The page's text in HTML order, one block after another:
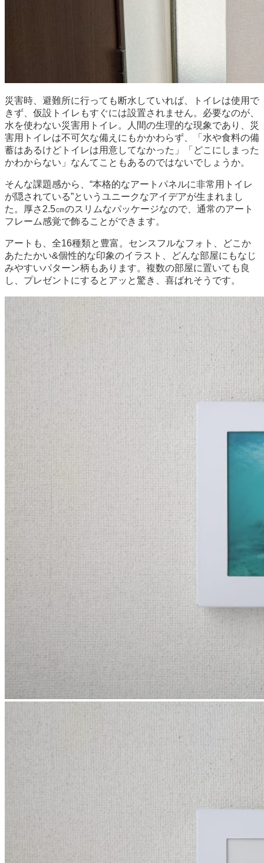
災害時、避難所に行っても断水していれば、トイレは使用で
きず、仮設トイレもすぐには設置されません。必要なのが、
水を使わない災害用トイレ。人間の生理的な現象であり、災
害用トイレは不可欠な備えにもかかわらず、「水や食料の備
蓄はあるけどトイレは用意してなかった」「どこにしまった
かわからない」なんてこともあるのではないでしょうか。
そんな課題感から、“本格的なアートパネルに非常用トイレ
が隠されている”というユニークなアイデアが生まれまし
た。厚さ2.5㎝のスリムなパッケージなので、通常のアート
フレーム感覚で飾ることができます。
アートも、全16種類と豊富。センスフルなフォト、どこか
あたたかい&個性的な印象のイラスト、どんな部屋にもなじ
みやすいパターン柄もあります。複数の部屋に置いても良
し、プレゼントにするとアッと驚き、喜ばれそうです。